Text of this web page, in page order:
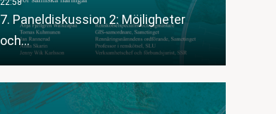
7. Paneldiskussion 2: Möjligheter
och…